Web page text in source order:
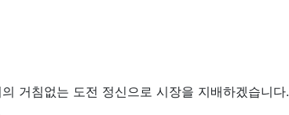
거침없는 도전 정신으로 시장을 지배하겠습니다.